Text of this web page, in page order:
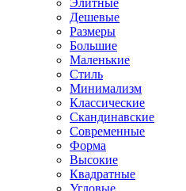
Элитные
Дешевые
Размеры
Большие
Маленькие
Стиль
Минимализм
Классические
Скандинавские
Современные
Форма
Высокие
Квадратные
Угловые